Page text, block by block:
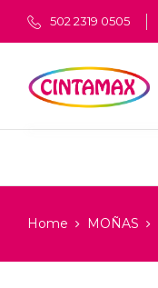
502 2319 0505
Home MOÑAS